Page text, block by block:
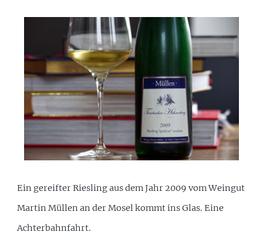
Ein gereifter Riesling aus dem Jahr 2009 vom Weingut
Martin Müllen an der Mosel kommt ins Glas. Eine
Achterbahnfahrt.